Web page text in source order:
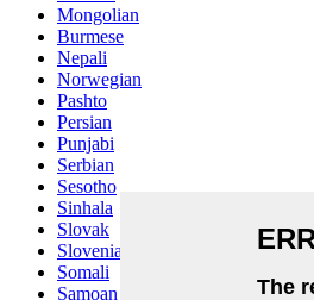
Mongolian
Burmese
Nepali
Norwegian
Pashto
Persian
Punjabi
Serbian
Sesotho
Sinhala
Slovak
Slovenian
Somali
Samoan